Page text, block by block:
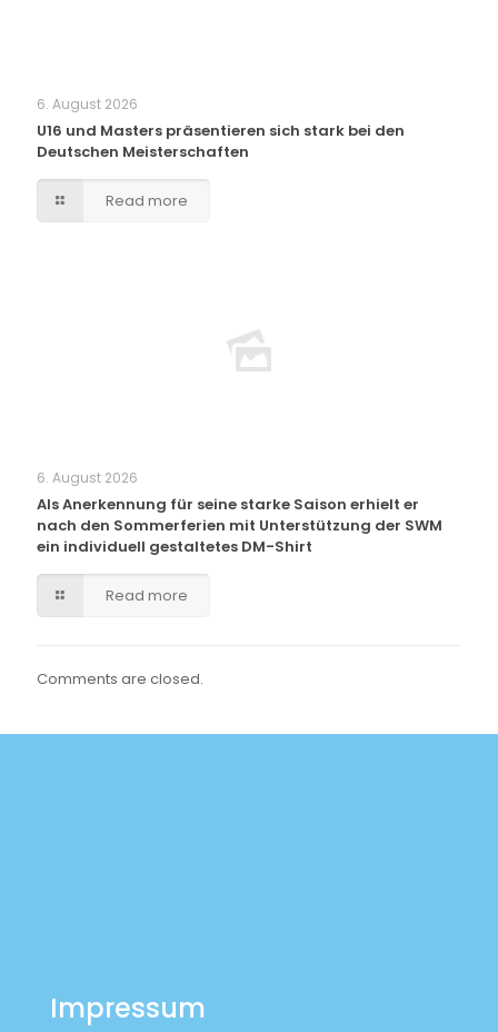
6. August 2026
U16 und Masters präsentieren sich stark bei den
Deutschen Meisterschaften
Read more
6. August 2026
Als Anerkennung für seine starke Saison erhielt er
nach den Sommerferien mit Unterstützung der SWM
ein individuell gestaltetes DM-Shirt
Read more
Comments are closed.
Impressum